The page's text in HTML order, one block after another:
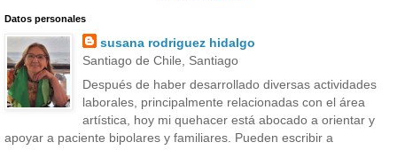
Datos personales
susana rodriguez hidalgo
Santiago de Chile, Santiago
Después de haber desarrollado diversas actividades
laborales, principalmente relacionadas con el área
artística, hoy mi quehacer está abocado a orientar y
apoyar a paciente bipolares y familiares. Pueden escribir a